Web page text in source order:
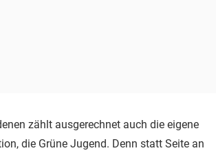
zählt ausgerechnet auch die eigene
die Grüne Jugend. Denn statt Seite an